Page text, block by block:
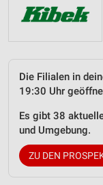
Die Filialen in
19:30 Uhr
Es gibt 38
und Umgebung.
ZU DEN